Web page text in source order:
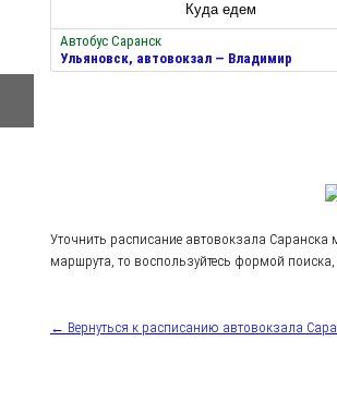
Куда едем
Автобус Саранск
Ульяновск, автовокзал — Владимир
Уточнить расписание автовокзала
маршрута, то воспользуйтесь формой
← Вернуться к расписанию автовокзала